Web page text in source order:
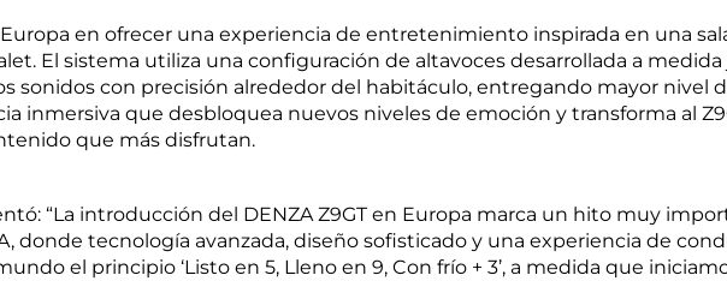
en ofrecer una experiencia de entretenimiento inspirada en una
El sistema utiliza una configuración de altavoces desarrollada a
sonidos con precisión alrededor del habitáculo, entregando mayor nivel
inmersiva que desbloquea nuevos niveles de emoción y transforma al
que más disfrutan.
“La introducción del DENZA Z9GT en Europa marca un hito muy
donde tecnología avanzada, diseño sofisticado y una experiencia de
el principio ‘Listo en 5, Lleno en 9, Con frío + 3’, a medida que